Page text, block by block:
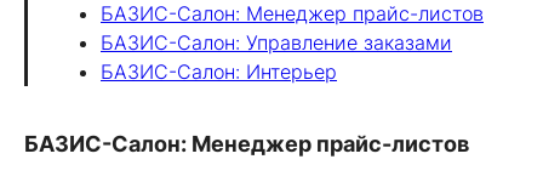
БАЗИС-Салон: Менеджер прайс-листов
БАЗИС-Салон: Управление заказами
БАЗИС-Салон: Интерьер
БАЗИС-Салон: Менеджер прайс-листов